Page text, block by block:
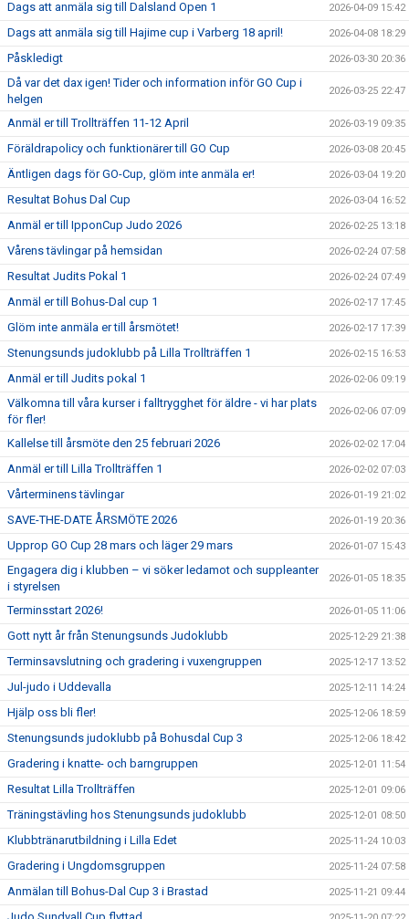
Dags att anmäla sig till Dalsland Open 1 2026-04-09 15:42
Dags att anmäla sig till Hajime cup i Varberg 18 april! 2026-04-08 18:29
Påskledigt 2026-03-30 20:36
Då var det dax igen! Tider och information inför GO Cup i
helgen
2026-03-25 22:47
Anmäl er till Trollträffen 11-12 April 2026-03-19 09:35
Föräldrapolicy och funktionärer till GO Cup 2026-03-08 20:45
Äntligen dags för GO-Cup, glöm inte anmäla er! 2026-03-04 19:20
Resultat Bohus Dal Cup 2026-03-04 16:52
Anmäl er till IpponCup Judo 2026 2026-02-25 13:18
Vårens tävlingar på hemsidan 2026-02-24 07:58
Resultat Judits Pokal 1 2026-02-24 07:49
Anmäl er till Bohus-Dal cup 1 2026-02-17 17:45
Glöm inte anmäla er till årsmötet! 2026-02-17 17:39
Stenungsunds judoklubb på Lilla Trollträffen 1 2026-02-15 16:53
Anmäl er till Judits pokal 1 2026-02-06 09:19
Välkomna till våra kurser i falltrygghet för äldre - vi har plats
för fler!
2026-02-06 07:09
Kallelse till årsmöte den 25 februari 2026 2026-02-02 17:04
Anmäl er till Lilla Trollträffen 1 2026-02-02 07:03
Vårterminens tävlingar 2026-01-19 21:02
SAVE-THE-DATE ÅRSMÖTE 2026 2026-01-19 20:36
Upprop GO Cup 28 mars och läger 29 mars 2026-01-07 15:43
Engagera dig i klubben – vi söker ledamot och suppleanter
i styrelsen
2026-01-05 18:35
Terminsstart 2026! 2026-01-05 11:06
Gott nytt år från Stenungsunds Judoklubb 2025-12-29 21:38
Terminsavslutning och gradering i vuxengruppen 2025-12-17 13:52
Jul-judo i Uddevalla 2025-12-11 14:24
Hjälp oss bli fler! 2025-12-06 18:59
Stenungsunds judoklubb på Bohusdal Cup 3 2025-12-06 18:42
Gradering i knatte- och barngruppen 2025-12-01 11:54
Resultat Lilla Trollträffen 2025-12-01 09:06
Träningstävling hos Stenungsunds judoklubb 2025-12-01 08:50
Klubbtränarutbildning i Lilla Edet 2025-11-24 10:03
Gradering i Ungdomsgruppen 2025-11-24 07:58
Anmälan till Bohus-Dal Cup 3 i Brastad 2025-11-21 09:44